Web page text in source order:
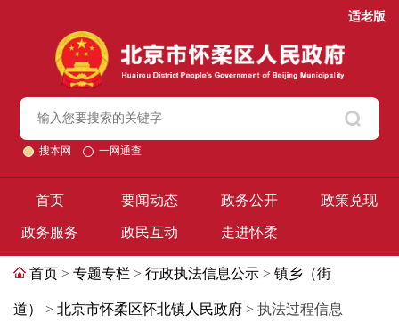
适老版
搜本网 一网通查
首页 要闻动态 政务公开 政策兑现
政务服务 政民互动 走进怀柔
首页 > 专题专栏 > 行政执法信息公示 > 镇乡（街
道） > 北京市怀柔区怀北镇人民政府 > 执法过程信息